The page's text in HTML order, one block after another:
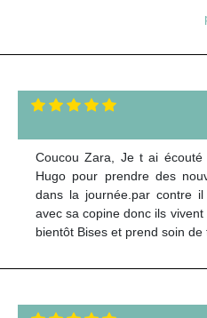
Coucou Zara, Je t ai
Hugo pour prendre des
dans la journée.par contre
avec sa copine donc ils
bientôt Bises et prend soin de